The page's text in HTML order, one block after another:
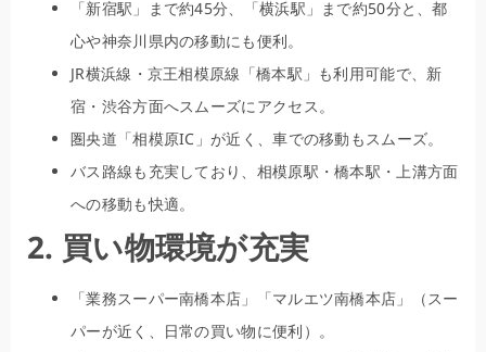
「新宿駅」まで約45分、「横浜駅」まで約50分と、都
心や神奈川県内の移動にも便利。
JR横浜線・京王相模原線「橋本駅」も利用可能で、新
宿・渋谷方面へスムーズにアクセス。
圏央道「相模原IC」が近く、車での移動もスムーズ。
バス路線も充実しており、相模原駅・橋本駅・上溝方面
への移動も快適。
2. 買い物環境が充実
「業務スーパー南橋本店」「マルエツ南橋本店」（スー
パーが近く、日常の買い物に便利）。